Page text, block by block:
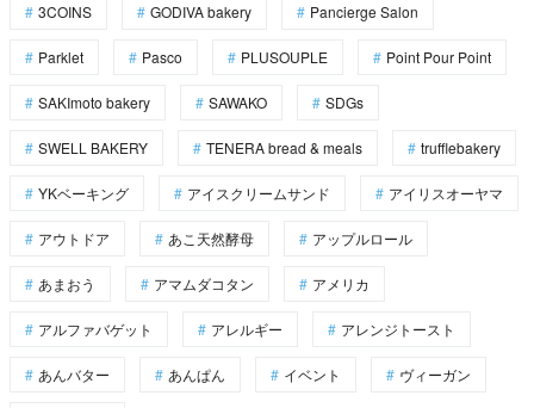
3COINS GODIVA bakery Pancierge Salon
Parklet Pasco PLUSOUPLE Point Pour Point
SAKImoto bakery SAWAKO SDGs
SWELL BAKERY TENERA bread & meals trufflebakery
YKベーキング アイスクリームサンド アイリスオーヤマ
アウトドア あこ天然酵母 アップルロール
あまおう アマムダコタン アメリカ
アルファバゲット アレルギー アレンジトースト
あんバター あんぱん イベント ヴィーガン